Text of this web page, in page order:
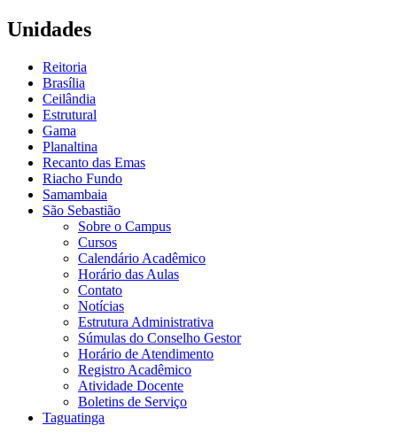
Unidades
Reitoria
Brasília
Ceilândia
Estrutural
Gama
Planaltina
Recanto das Emas
Riacho Fundo
Samambaia
São Sebastião
Sobre o Campus
Cursos
Calendário Acadêmico
Horário das Aulas
Contato
Notícias
Estrutura Administrativa
Súmulas do Conselho Gestor
Horário de Atendimento
Registro Acadêmico
Atividade Docente
Boletins de Serviço
Taguatinga